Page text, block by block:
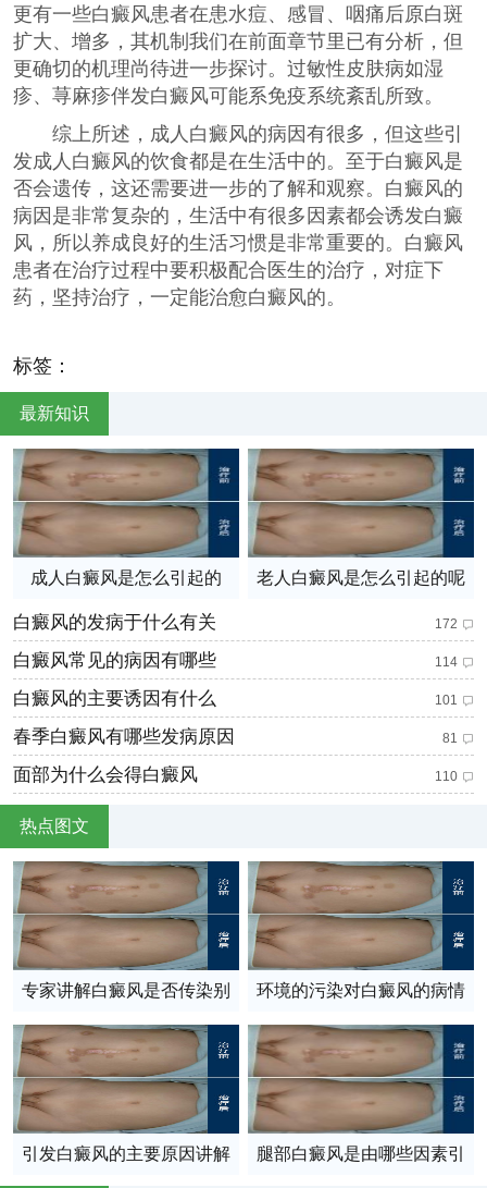
更有一些白癜风患者在患水痘、感冒、咽痛后原白斑
扩大、增多，其机制我们在前面章节里已有分析，但
更确切的机理尚待进一步探讨。过敏性皮肤病如湿
疹、荨麻疹伴发白癜风可能系免疫系统紊乱所致。
综上所述，成人白癜风的病因有很多，但这些引
发成人白癜风的饮食都是在生活中的。至于白癜风是
否会遗传，这还需要进一步的了解和观察。白癜风的
病因是非常复杂的，生活中有很多因素都会诱发白癜
风，所以养成良好的生活习惯是非常重要的。白癜风
患者在治疗过程中要积极配合医生的治疗，对症下
药，坚持治疗，一定能治愈白癜风的。
标签：
最新知识
成人白癜风是怎么引起的 老人白癜风是怎么引起的呢
白癜风的发病于什么有关 172
白癜风常见的病因有哪些 114
白癜风的主要诱因有什么 101
春季白癜风有哪些发病原因 81
面部为什么会得白癜风 110
热点图文
专家讲解白癜风是否传染别
人呢？
环境的污染对白癜风的病情
有影响吗
引发白癜风的主要原因讲解
腿部白癜风是由哪些因素引